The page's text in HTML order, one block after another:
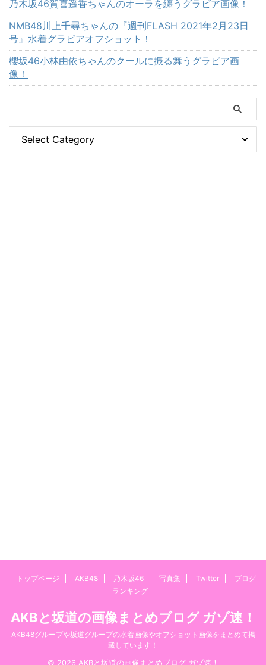
乃木坂46賀喜遥香ちゃんのオーラを纏うグラビア画像！
NMB48川上千尋ちゃんの『週刊FLASH 2021年2月23日
号』水着グラビアオフショット！
櫻坂46小林由依ちゃんのクールに振る舞うグラビア画
像！
トップページ AKB48 乃木坂46 写真集 Twitter
ブログ
ランキング
AKBと坂道の画像まとめブログ ガゾ速！
AKB48グループや坂道グループの水着画像やオフショット画像をまとめて掲
載しています！
© 2026 AKBと坂道の画像まとめブログ ガゾ速！